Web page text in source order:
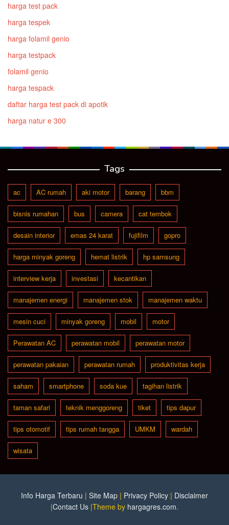
harga test pack
harga tespek
harga folamil genio
harga testpack
folamil genio
harga tespack
daftar harga test pack di apotik
harga natur e 300
Tags
ac AC rumah aki motor barang bbm
bisnis rumahan bus camera cat tembok
desain interior emas 24 karat fujifilm gopro
harga minyak goreng hemat listrik hp samsung
interview kerja investasi kecantikan
manajemen energi manajemen stok manajemen waktu
mesin cuci minyak goreng mobil motor
Perawatan AC perawatan mobil perawatan motor
perawatan pakaian perawatan rumah produktivitas kerja
saham smartphone soda kue tagihan listrik
taman safari teknik menggoreng tiket tips dapur
tips otomotif tips rumah tangga UMKM wardah
wisata
Info Harga Terbaru | Site Map | Privacy Policy | Disclaimer
|Contact Us |Theme by hargagres.com.